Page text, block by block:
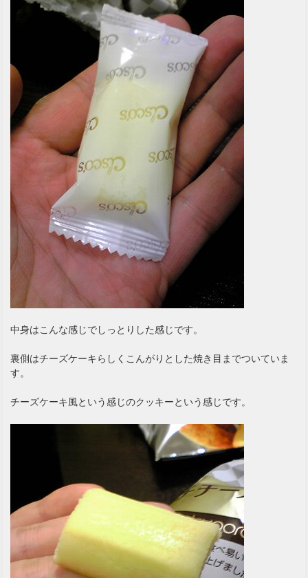
中身はこんな感じでしっとりした感じです。
裏側はチーズケーキらしくこんがりとした焼き目までついていま
す。
チーズケーキ風という感じのクッキーという感じです。